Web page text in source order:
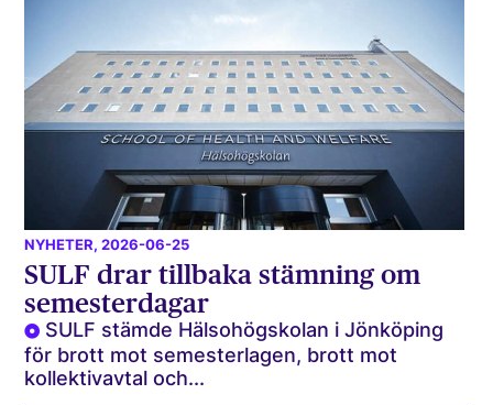
NYHETER, 2026-06-25
SULF drar tillbaka stämning om
semesterdagar
SULF stämde Hälsohögskolan i Jönköping
för brott mot semesterlagen, brott mot
kollektivavtal och...